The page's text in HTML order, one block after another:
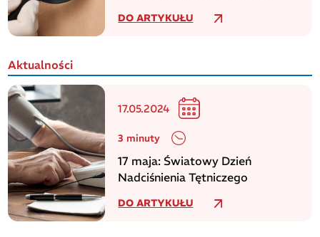
DO ARTYKUŁU
Aktualności
17.05.2024
3 minuty
17 maja: Światowy Dzień
Nadciśnienia Tętniczego
DO ARTYKUŁU